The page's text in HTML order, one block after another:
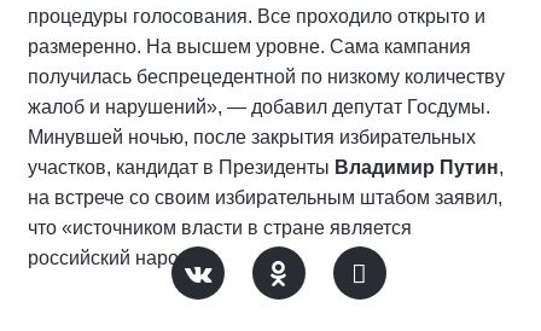
процедуры голосования. Все проходило открыто и
размеренно. На высшем уровне. Сама кампания
получилась беспрецедентной по низкому количеству
жалоб и нарушений», — добавил депутат Госдумы.
Минувшей ночью, после закрытия избирательных
участков, кандидат в Президенты Владимир Путин,
на встрече со своим избирательным штабом заявил,
что «источником власти в стране является
российский народ».